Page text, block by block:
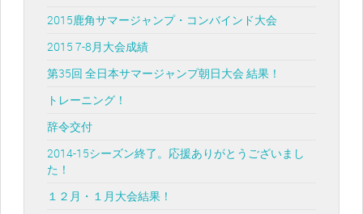
2015鹿角サマージャンプ・コンバインド大会
2015 7-8月大会成績
第35回 全日本サマージャンプ朝日大会 結果！
トレーニング！
辞令交付
2014-15シーズン終了。応援ありがとうございまし
た！
１２月・１月大会結果！